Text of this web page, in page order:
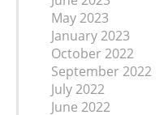
May 2023
January 2023
October 2022
September 2022
July 2022
June 2022